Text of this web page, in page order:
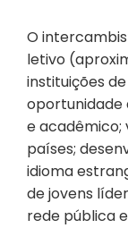
O
letivo
instituições
e acadêmico;
países;
idioma
de jovens
rede pública